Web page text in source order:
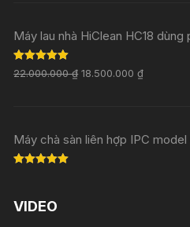
Máy lau nhà HiClean HC18 dùng
Rated5.00
out of 5
22.000.000₫ 18.500.000₫
Máy chà sàn liên hợp IPC
VIDEO